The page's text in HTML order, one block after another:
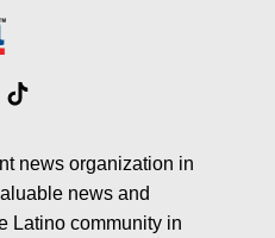
Tik
news organization in
news and
Latino community in